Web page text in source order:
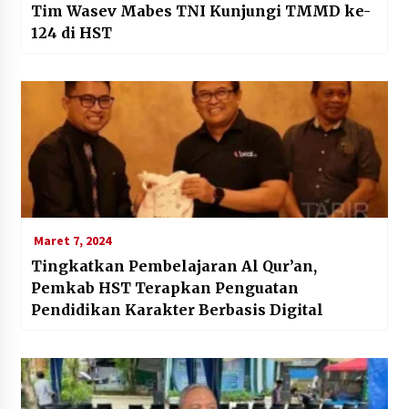
Tim Wasev Mabes TNI Kunjungi TMMD ke-
124 di HST
Maret 7, 2024
Tingkatkan Pembelajaran Al Qur’an,
Pemkab HST Terapkan Penguatan
Pendidikan Karakter Berbasis Digital